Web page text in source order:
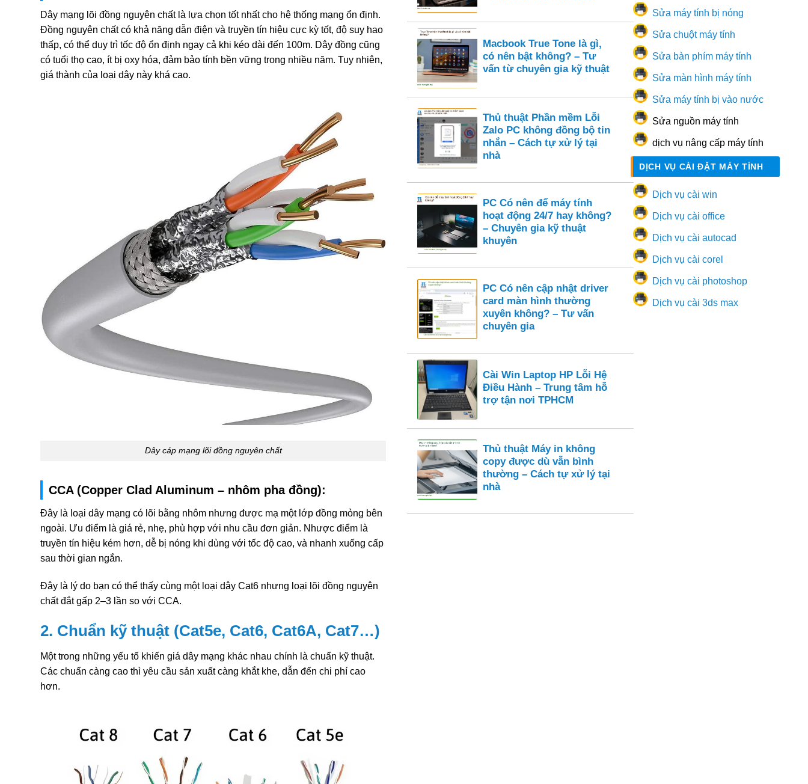
Dây mạng lõi đồng nguyên chất là lựa chọn tốt nhất cho hệ thống mạng ổn định.
Đồng nguyên chất có khả năng dẫn điện và truyền tín hiệu cực kỳ tốt, độ suy hao
thấp, có thể duy trì tốc độ ổn định ngay cả khi kéo dài đến 100m. Dây đồng cũng
có tuổi thọ cao, ít bị oxy hóa, đảm bảo tính bền vững trong nhiều năm. Tuy nhiên,
giá thành của loại dây này khá cao.
Dây cáp mạng lõi đồng nguyên chất
CCA (Copper Clad Aluminum – nhôm pha đồng):
Đây là loại dây mạng có lõi bằng nhôm nhưng được mạ một lớp đồng mỏng bên
ngoài. Ưu điểm là giá rẻ, nhẹ, phù hợp với nhu cầu đơn giản. Nhược điểm là
truyền tín hiệu kém hơn, dễ bị nóng khi dùng với tốc độ cao, và nhanh xuống cấp
sau thời gian ngắn.
Đây là lý do bạn có thể thấy cùng một loại dây Cat6 nhưng loại lõi đồng nguyên
chất đắt gấp 2–3 lần so với CCA.
2. Chuẩn kỹ thuật (Cat5e, Cat6, Cat6A, Cat7…)
Một trong những yếu tố khiến giá dây mạng khác nhau chính là chuẩn kỹ thuật.
Các chuẩn càng cao thì yêu cầu sản xuất càng khắt khe, dẫn đến chi phí cao
hơn.
Macbook True Tone là gì,
có nên bật không? – Tư
vấn từ chuyên gia kỹ thuật
Thủ thuật Phần mềm Lỗi
Zalo PC không đồng bộ tin
nhắn – Cách tự xử lý tại
nhà
PC Có nên để máy tính
hoạt động 24/7 hay không?
– Chuyên gia kỹ thuật
khuyên
PC Có nên cập nhật driver
card màn hình thường
xuyên không? – Tư vấn
chuyên gia
Cài Win Laptop HP Lỗi Hệ
Điều Hành – Trung tâm hỗ
trợ tận nơi TPHCM
Thủ thuật Máy in không
copy được dù vẫn bình
thường – Cách tự xử lý tại
nhà
Sửa máy tính bị nóng
Sửa chuột máy tính
Sửa bàn phím máy tính
Sửa màn hình máy tính
Sửa máy tính bị vào nước
Sửa nguồn máy tính
dịch vụ nâng cấp máy tính
DỊCH VỤ CÀI ĐẶT MÁY TÍNH
Dịch vụ cài win
Dịch vụ cài office
Dịch vụ cài autocad
Dịch vụ cài corel
Dịch vụ cài photoshop
Dịch vụ cài 3ds max